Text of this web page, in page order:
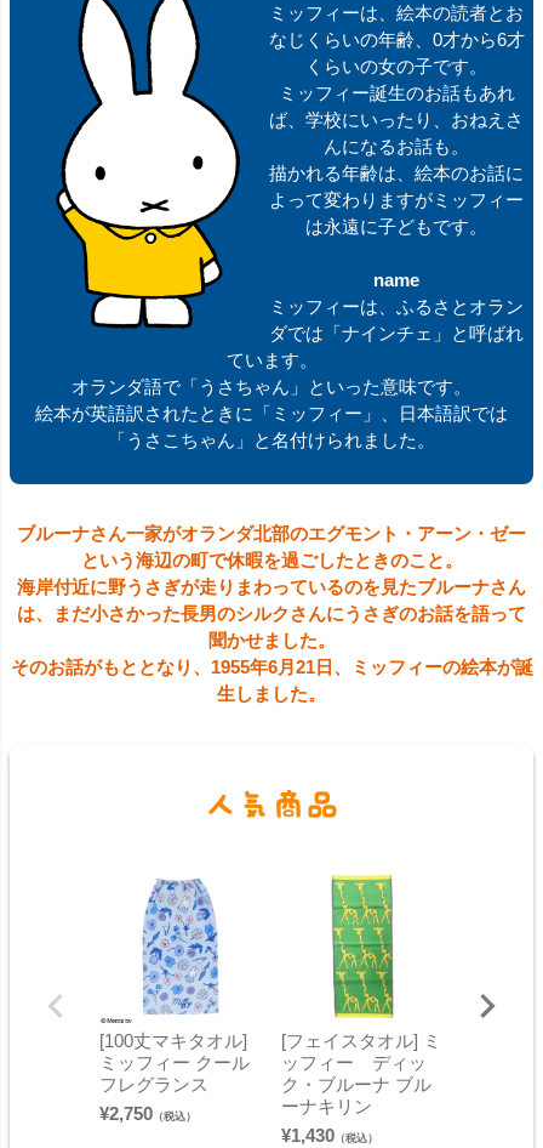
ミッフィーは、絵本の読者とお
なじくらいの年齢、0才から6才
くらいの女の子です。
ミッフィー誕生のお話もあれ
ば、学校にいったり、おねえさ
んになるお話も。
描かれる年齢は、絵本のお話に
よって変わりますがミッフィー
は永遠に子どもです。
name
ミッフィーは、ふるさとオラン
ダでは「ナインチェ」と呼ばれ
ています。
オランダ語で「うさちゃん」といった意味です。
絵本が英語訳されたときに「ミッフィー」、日本語訳では
「うさこちゃん」と名付けられました。
ブルーナさん一家がオランダ北部のエグモント・アーン・ゼー
という海辺の町で休暇を過ごしたときのこと。
海岸付近に野うさぎが走りまわっているのを見たブルーナさん
は、まだ小さかった長男のシルクさんにうさぎのお話を語って
聞かせました。
そのお話がもととなり、1955年6月21日、ミッフィーの絵本が誕
生しました。
人気商品
[100丈マキタオル]
ミッフィー クール
フレグランス
¥2,750 （税込）
[フェイスタオル] ミ
ッフィー ディッ
ク・ブルーナ ブル
ーナキリン
¥1,430 （税込）